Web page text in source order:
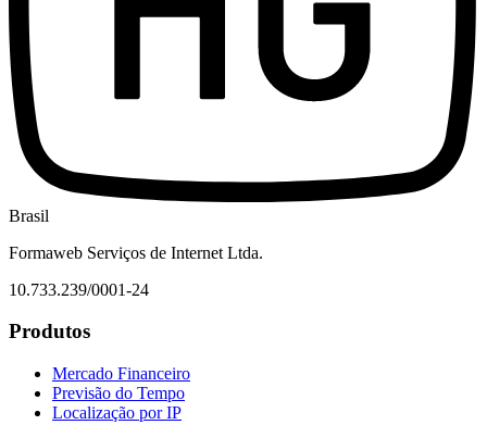
Brasil
Formaweb Serviços de Internet Ltda.
10.733.239/0001-24
Produtos
Mercado Financeiro
Previsão do Tempo
Localização por IP